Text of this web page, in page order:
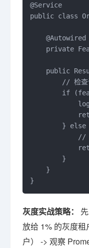
@Service
public class
@Autowired
private
public
// 检查该租户
if
return
} else
// 老客户
return
}
}
}
灰度实战策略：
放给 1% 的灰度
户） -> 观察